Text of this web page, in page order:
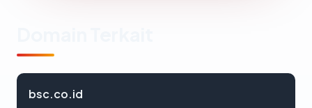
bsc.co.id